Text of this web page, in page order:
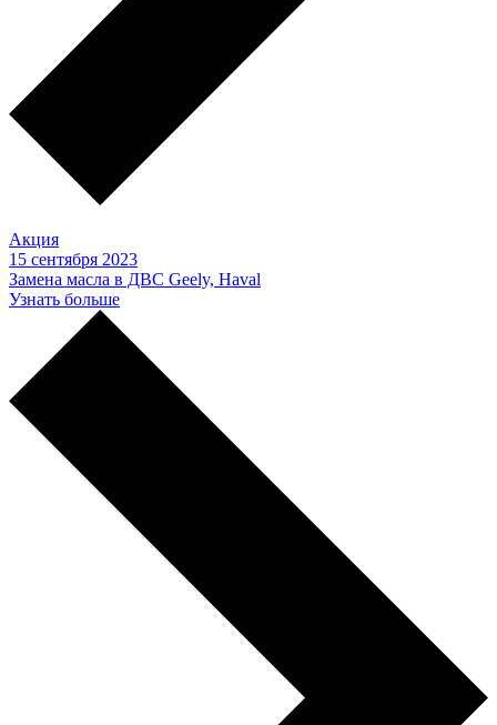
Акция
15 сентября 2023
Замена масла в ДВС Geely, Haval
Узнать больше